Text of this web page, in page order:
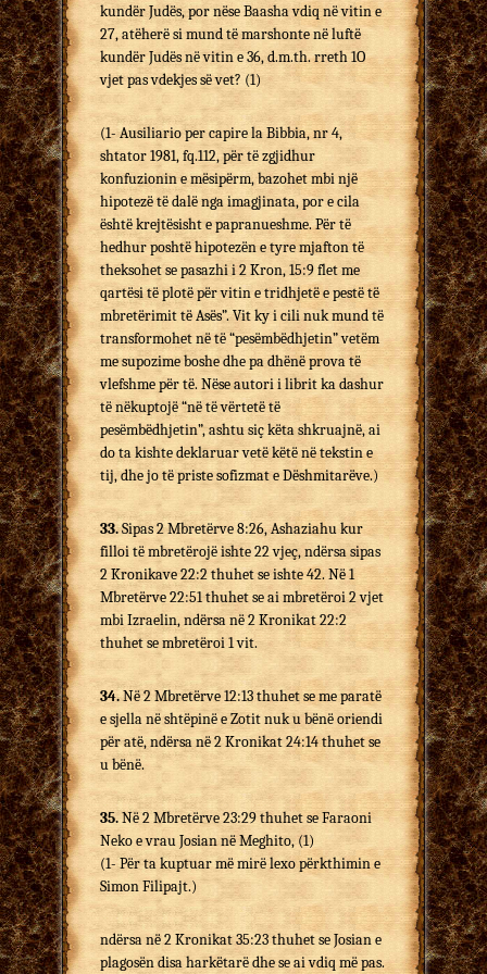
kundër Judës, por nëse Baasha vdiq në vitin e
27, atëherë si mund të marshonte në luftë
kundër Judës në vitin e 36, d.m.th. rreth 1O
vjet pas vdekjes së vet? (1)
(1- Ausiliario per capire la Bibbia, nr 4,
shtator 1981, fq.112, për të zgjidhur
konfuzionin e mësipërm, bazohet mbi një
hipotezë të dalë nga imagjinata, por e cila
është krejtësisht e papranueshme. Për të
hedhur poshtë hipotezën e tyre mjafton të
theksohet se pasazhi i 2 Kron, 15:9 flet me
qartësi të plotë për vitin e tridhjetë e pestë të
mbretërimit të Asës”. Vit ky i cili nuk mund të
transformohet në të “pesëmbëdhjetin” vetëm
me supozime boshe dhe pa dhënë prova të
vlefshme për të. Nëse autori i librit ka dashur
të nëkuptojë “në të vërtetë të
pesëmbëdhjetin”, ashtu siç këta shkruajnë, ai
do ta kishte deklaruar vetë këtë në tekstin e
tij, dhe jo të priste sofizmat e Dëshmitarëve.)
33.Sipas 2 Mbretërve 8:26, Ashaziahu kur
filloi të mbretërojë ishte 22 vjeç, ndërsa sipas
2 Kronikave 22:2 thuhet se ishte 42. Në 1
Mbretërve 22:51 thuhet se ai mbretëroi 2 vjet
mbi Izraelin, ndërsa në 2 Kronikat 22:2
thuhet se mbretëroi 1 vit.
34.Në 2 Mbretërve 12:13 thuhet se me paratë
e sjella në shtëpinë e Zotit nuk u bënë oriendi
për atë, ndërsa në 2 Kronikat 24:14 thuhet se
u bënë.
35.Në 2 Mbretërve 23:29 thuhet se Faraoni
Neko e vrau Josian në Meghito, (1)
(1- Për ta kuptuar më mirë lexo përkthimin e
Simon Filipajt.)
ndërsa në 2 Kronikat 35:23 thuhet se Josian e
plagosën disa harkëtarë dhe se ai vdiq më pas.